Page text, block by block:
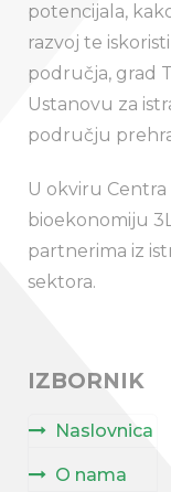
potencijala,
razvoj te
područja, grad
Ustanovu za
području
U okviru
bioekonomiju
partnerima iz
sektora.
IZBORNIK
Naslovnica
O nama